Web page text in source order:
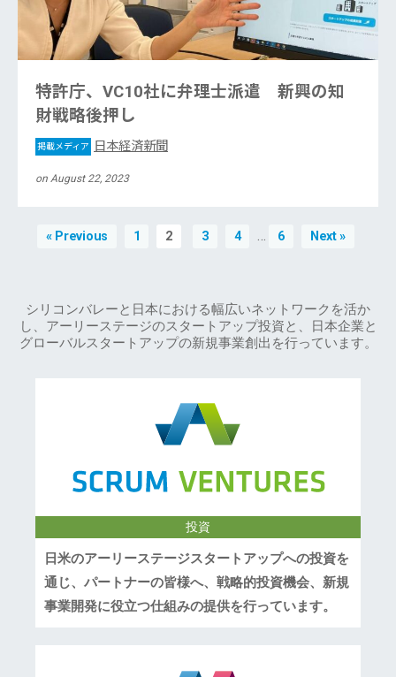
特許庁、VC10社に弁理士派遣 新興の知
財戦略後押し
掲載メディア 日本経済新聞
on August 22, 2023
« Previous 1 2 3 4 … 6 Next »
シリコンバレーと日本における幅広いネットワークを活か
し、アーリーステージのスタートアップ投資と、日本企業と
グローバルスタートアップの新規事業創出を行っています。
投資
日米のアーリーステージスタートアップへの投資を
通じ、パートナーの皆様へ、戦略的投資機会、新規
事業開発に役立つ仕組みの提供を行っています。